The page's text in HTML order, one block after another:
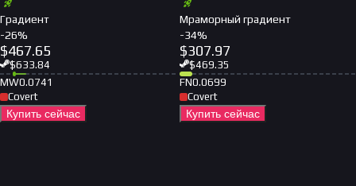
Градиент
-26%
$467.65
$633.84
MW0.0741
Covert
Купить сейчас
Мраморный градиент
-34%
$307.97
$469.35
FN0.0699
Covert
Купить сейчас